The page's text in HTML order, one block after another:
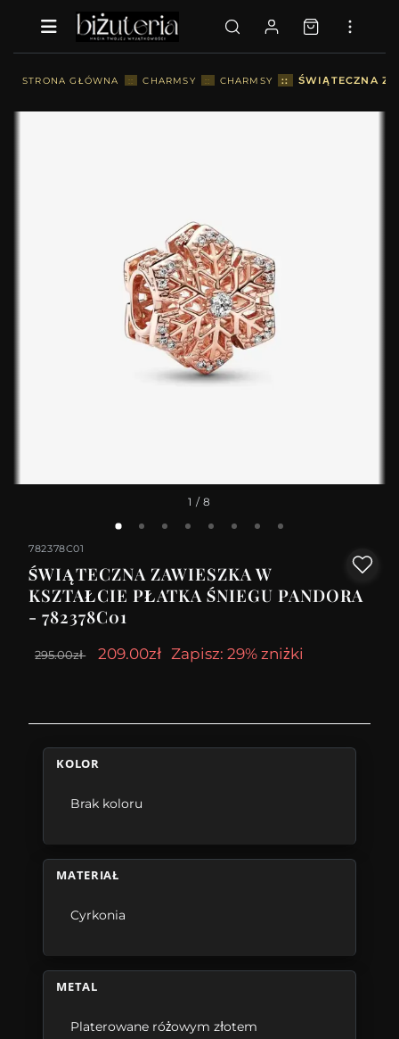
STRONA GŁÓWNA :: CHARMSY :: CHARMSY :: ŚWIĄTECZNA
1 / 8
782378C01
ŚWIĄTECZNA ZAWIESZKA W
KSZTAŁCIE PŁATKA ŚNIEGU PANDORA
- 782378C01
295.00zł 209.00zł Zapisz: 29% zniżki
KOLOR
Brak koloru
MATERIAŁ
Cyrkonia
METAL
Platerowane różowym złotem